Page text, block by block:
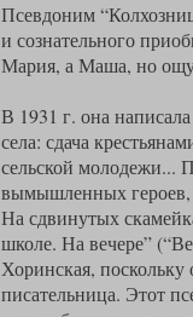
Псевдоним
и сознательного
Мария, а Маша, но
В 1931 г. она
села: сдача
сельской молодежи...
вымышленных героев,
На сдвинутых
школе. На вечере”
Хоринская,
писательница. Этот